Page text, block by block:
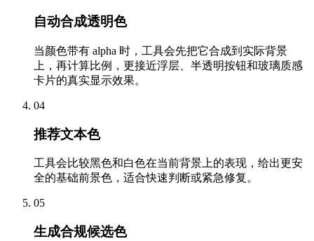
自动合成透明色
当颜色带有 alpha 时，工具会先把它合成到实际背景
上，再计算比例，更接近浮层、半透明按钮和玻璃质感
卡片的真实显示效果。
04
推荐文本色
工具会比较黑色和白色在当前背景上的表现，给出更安
全的基础前景色，适合快速判断或紧急修复。
05
生成合规候选色